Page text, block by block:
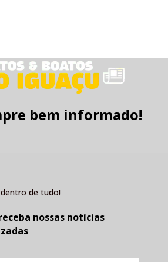
bem informado!
de tudo!
nossas notícias